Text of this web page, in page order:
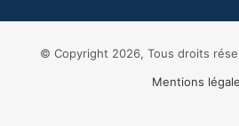
© Copyright 2026, Tous droits
Mentions